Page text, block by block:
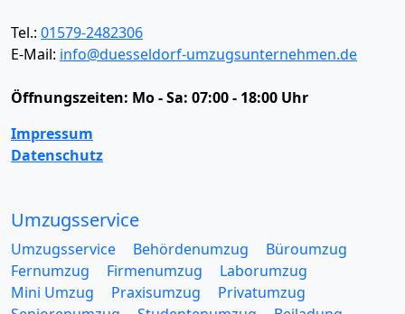
Tel.: 01579-2482306
E-Mail: info@duesseldorf-umzugsunternehmen.de
Öffnungszeiten: Mo - Sa: 07:00 - 18:00 Uhr
Impressum
Datenschutz
Umzugsservice
Umzugsservice Behördenumzug
Büroumzug
Fernumzug
Firmenumzug
Laborumzug
Mini Umzug
Praxisumzug
Privatumzug